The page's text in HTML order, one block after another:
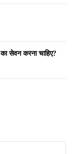
सेवन करना चाहिए?